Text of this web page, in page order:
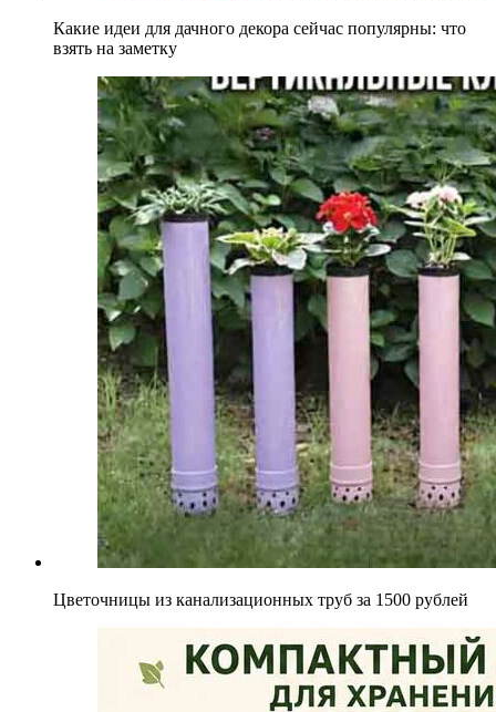
Какие идеи для дачного декора сейчас популярны: что
взять на заметку
Цветочницы из канализационных труб за 1500 рублей